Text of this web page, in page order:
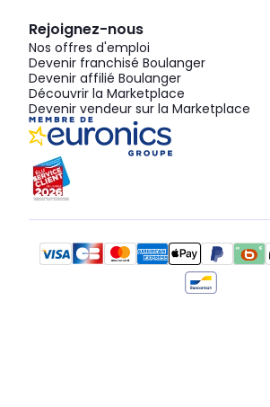
Rejoignez-nous
Nos offres d'emploi
Devenir franchisé Boulanger
Devenir affilié Boulanger
Découvrir la Marketplace
Devenir vendeur sur la Marketplace